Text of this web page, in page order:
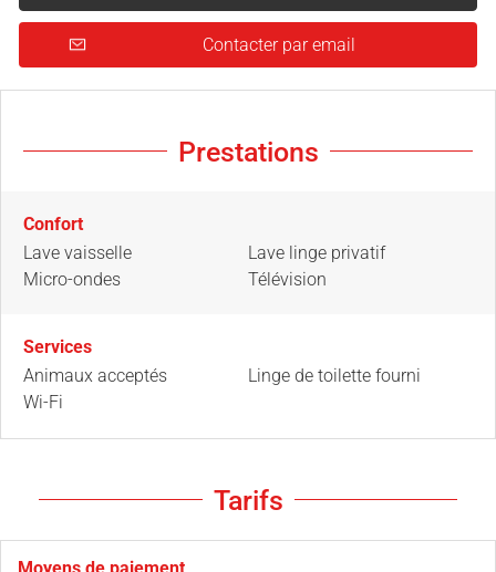
Contacter par email
Prestations
Confort
Lave vaisselle
Micro-ondes
Lave linge privatif
Télévision
Services
Animaux acceptés
Wi-Fi
Linge de toilette fourni
Tarifs